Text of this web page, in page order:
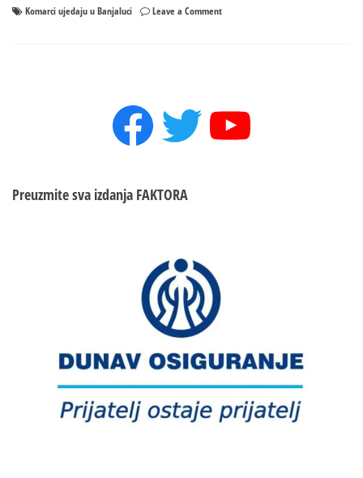
Komarci ujedaju u Banjaluci Leave a Commenton
li
su
Facebook
TwitterYouTube
Preuzmite sva izdanja FAKTORA